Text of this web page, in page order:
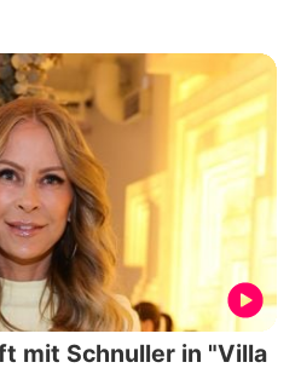
mit Schnuller in "Villa